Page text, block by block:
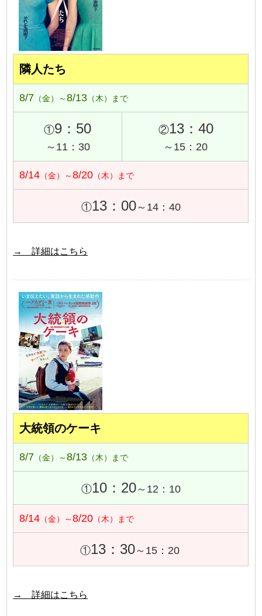
隣人たち
8/7 （金）～8/13 （木）まで
①9：50
～11：30
②13：40
～15：20
8/14 （金）～8/20 （木）まで
①13：00～14：40
→ 詳細はこちら
大統領のケーキ
8/7 （金）～8/13 （木）まで
①10：20～12：10
8/14 （金）～8/20 （木）まで
①13：30～15：20
→ 詳細はこちら